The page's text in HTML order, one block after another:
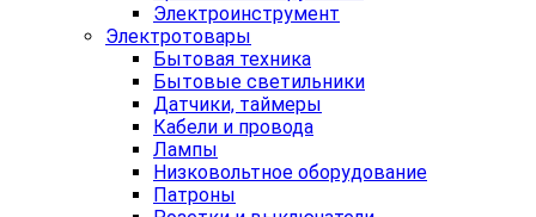
Электроинструмент
Электротовары
Бытовая техника
Бытовые светильники
Датчики, таймеры
Кабели и провода
Лампы
Низковольтное оборудование
Патроны